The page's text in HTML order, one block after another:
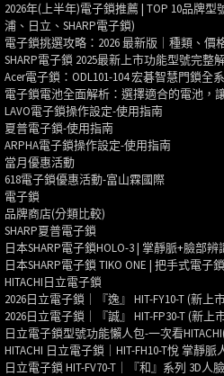
2026年(上半年)電子鎖推薦 | TOP 10品牌
浦、日立、SHARP電子鎖)
電子鎖挑選攻略：2026 最新版｜種類、價
SHARP電子鎖 2025最新上市功能型號完整
Acer電子鎖：ODL101-104 宏碁智慧門鎖全
電子鎖電池全面解析：選擇適合的電池，
LAVO電子鎖操作設定-使用指南
夏普電子鎖-使用指南
ARPHA電子鎖操作設定-使用指南
當月優惠活動
618電子鎖優惠活動-富山霖國際
電子鎖
品牌商店(分類比較)
SHARP夏普電子鎖
日本SHARP電子鎖HOLO-3 | 掌靜脈+臉部
日本SHARP電子鎖 TIKO ONE | 把手式電子鎖
HITACHI日立電子鎖
2026日立電子鎖｜『逸』 HIT-FY10-T (新上
2026日立電子鎖｜『誠』 HIT-FP30-T (新上
日立電子鎖型號功能懶人包-一次看
HITACHI 日立電子鎖｜HIT-FH10-T悅 掌靜
日立電子鎖 HIT-FV70-T｜『和』系列 3D人